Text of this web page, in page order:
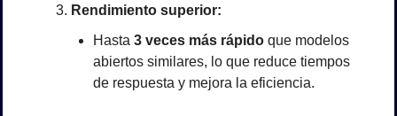
Rendimiento superior:
Hasta 3 veces más rápido que modelos
abiertos similares, lo que reduce tiempos
de respuesta y mejora la eficiencia.